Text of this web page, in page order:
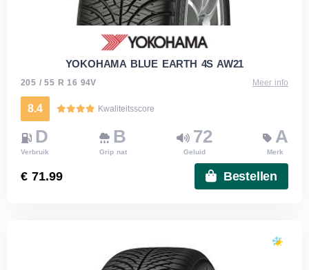
YOKOHAMA BLUE EARTH 4S AW21
205 / 55 R 16 94V Meer info
8.4 Kwaliteitsscore
D
Verbruik
B
Grip nat
72
Geluid
A
Merk
€ 71.99 Bestellen